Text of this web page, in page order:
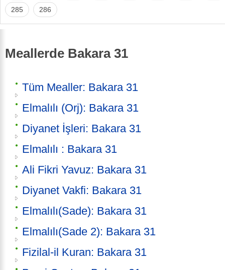
285 286
Meallerde Bakara 31
Tüm Mealler: Bakara 31
Elmalılı (Orj): Bakara 31
Diyanet İşleri: Bakara 31
Elmalılı : Bakara 31
Ali Fikri Yavuz: Bakara 31
Diyanet Vakfi: Bakara 31
Elmalılı(Sade): Bakara 31
Elmalılı(Sade 2): Bakara 31
Fizilal-il Kuran: Bakara 31